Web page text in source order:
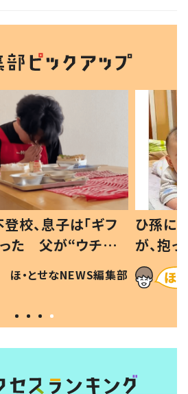
校、息子は「ギフ
った 父が“ウチ給
続ける理由とは #令
和の子
ほ・とせなNEWS編集部
ひ孫に
が、抱
に「涙
方ない」